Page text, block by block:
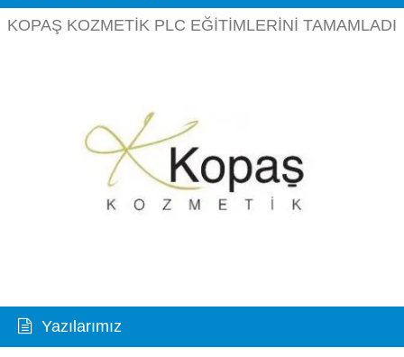
KOPAŞ KOZMETIK PLC EĞITIMLERINI TAMAMLADI
Yazılarımız